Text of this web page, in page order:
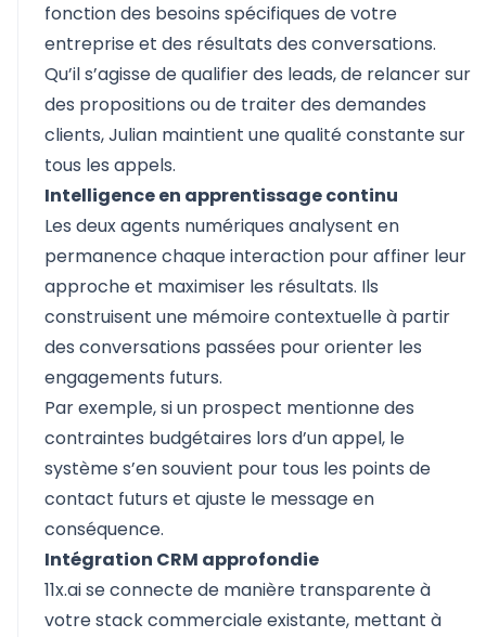
fonction des besoins spécifiques de votre
entreprise et des résultats des conversations.
Qu’il s’agisse de qualifier des leads, de relancer sur
des propositions ou de traiter des demandes
clients, Julian maintient une qualité constante sur
tous les appels.
Intelligence en apprentissage continu
Les deux agents numériques analysent en
permanence chaque interaction pour affiner leur
approche et maximiser les résultats. Ils
construisent une mémoire contextuelle à partir
des conversations passées pour orienter les
engagements futurs.
Par exemple, si un prospect mentionne des
contraintes budgétaires lors d’un appel, le
système s’en souvient pour tous les points de
contact futurs et ajuste le message en
conséquence.
Intégration CRM approfondie
11x.ai se connecte de manière transparente à
votre stack commerciale existante, mettant à